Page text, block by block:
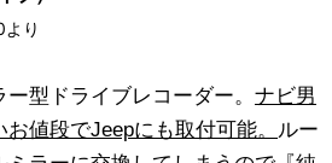
り
型ドライブレコーダー。 ナビ男
値段でJeepにも取付可能。 ルー